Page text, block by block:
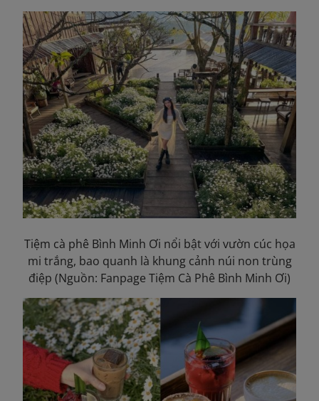
Tiệm cà phê Bình Minh Ơi nổi bật với vườn cúc họa
mi trắng, bao quanh là khung cảnh núi non trùng
điệp (Nguồn: Fanpage Tiệm Cà Phê Bình Minh Ơi)